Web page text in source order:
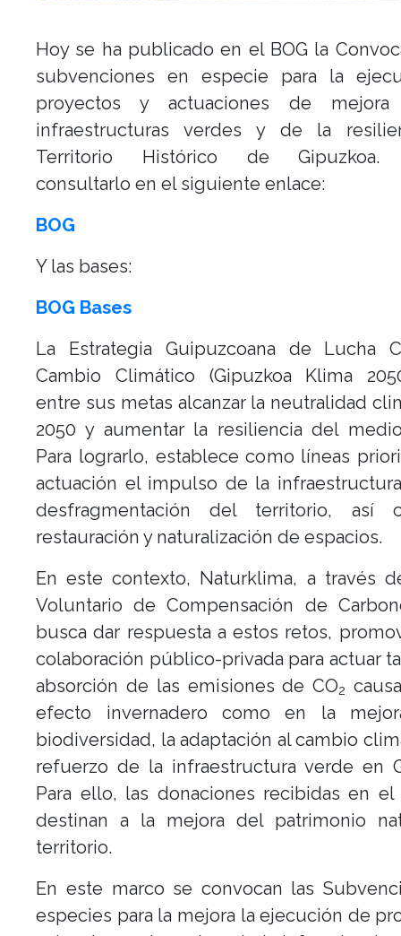
Hoy se ha publicado en el BOG la
subvenciones en especie para la
proyectos y actuaciones de
infraestructuras verdes y de la
Territorio Histórico de Gipuzkoa.
consultarlo en el siguiente enlace:
BOG
Y las bases:
BOG Bases
La Estrategia Guipuzcoana de Lucha
Cambio Climático (Gipuzkoa Klima
entre sus metas alcanzar la neutralidad
2050 y aumentar la resiliencia del
Para lograrlo, establece como líneas
actuación el impulso de la
desfragmentación del territorio, así
restauración y naturalización de espacios.
En este contexto, Naturklima, a través
Voluntario de Compensación de
busca dar respuesta a estos retos,
colaboración público-privada para actuar
absorción de las emisiones de CO2
efecto invernadero como en la
biodiversidad, la adaptación al cambio
refuerzo de la infraestructura verde en
Para ello, las donaciones recibidas en el
destinan a la mejora del patrimonio
territorio.
En este marco se convocan las
especies para la mejora la ejecución de